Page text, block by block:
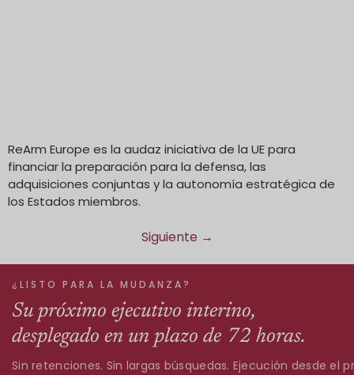
ReArm Europe es la audaz iniciativa de la UE para
financiar la preparación para la defensa, las
adquisiciones conjuntas y la autonomía estratégica de
los Estados miembros.
Siguiente →
¿LISTO PARA LA MUDANZA?
Su próximo ejecutivo interino,
desplegado en un plazo de 72 horas.
Sin retenciones. Sin largas búsquedas. Ejecución desde el